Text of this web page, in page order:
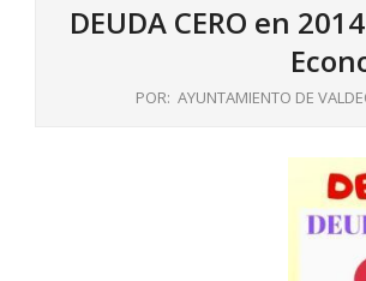
DEUDA CERO en
POR: AYUNTAMIENTO DE